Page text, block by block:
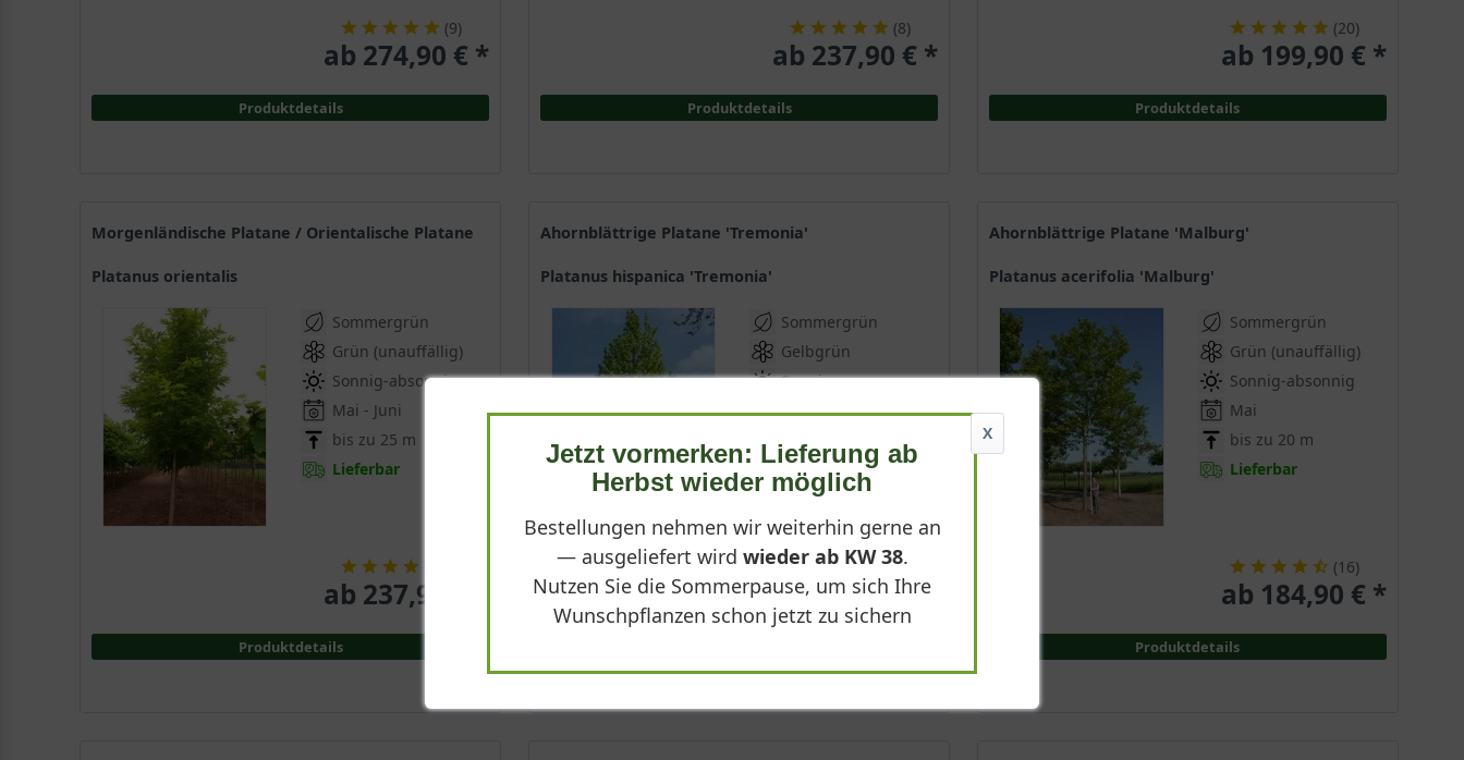
(20)
ab 199,90 € *
Produktdetails
(8)
ab 237,90 € *
Produktdetails
(9)
ab 274,90 € *
Produktdetails
Ahornblättrige Platane 'Malburg'
Platanus acerifolia 'Malburg'
Sommergrün
Grün (unauffällig)
Sonnig-absonnig
Mai
bis zu 20 m
Lieferbar
(16)
ab 184,90 € *
Produktdetails
Ahornblättrige Platane 'Tremonia'
Platanus hispanica 'Tremonia'
Sommergrün
Gelbgrün
Sonnig
Mai
15 - 20 m
Lieferbar
(10)
ab 187,90 € *
Morgenländische Platane / Orientalische Platane
Platanus orientalis
Sommergrün
Grün (unauffällig)
Sonnig-absonnig
Mai - Juni
bis zu 25 m
Lieferbar
ab 237,90 € *
Produktdetails
X
Jetzt vormerken: Lieferung ab
Herbst wieder möglich
Bestellungen nehmen wir weiterhin gerne an
— ausgeliefert wird wieder ab KW 38.
Nutzen Sie die Sommerpause, um sich Ihre
Wunschpflanzen schon jetzt zu sichern